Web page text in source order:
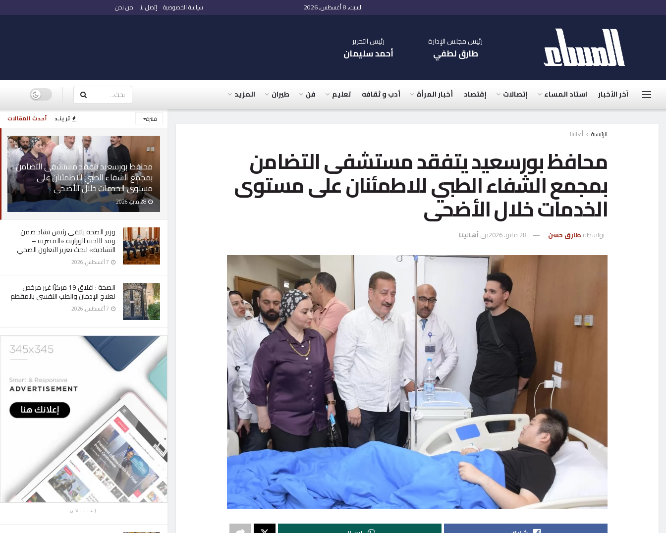
أحدث المقالات ترينـد فلترة
محافظ بورسعيد يتفقد مستشفى التضامن
بمجمع الشفاء الطبي للاطمئنان على
مستوى الخدمات خلال الأضحى
وزير الصحة يلتقي رئيس تشاد ضمن
وفد اللجنة الوزارية «المصرية –
التشادية» لبحث تعزيز التعاون الصحي
الصحة : اغلاق 19 مركزًا غير مرخص
لعلاج الإدمان والطب النفسي بالمقطم
إعـــلان
السبت, 8 أغسطس, 2026 سياسة الخصوصية إتصل بنا من نحن
رئيس مجلس الإدارة
طارق لطفي
رئيس التحرير
أحمد سليمان
آخر الأخبار استاد المساء إتصالات إقتصاد أخبار المرأة أدب و ثقافه تعليم فن طيران المزيد
الرئيسية أهالينا
محافظ بورسعيد يتفقد مستشفى التضامن
بمجمع الشفاء الطبي للاطمئنان على مستوى
الخدمات خلال الأضحى
بواسطة طارق حسن 28 مايو، 2026 فيأهالينا